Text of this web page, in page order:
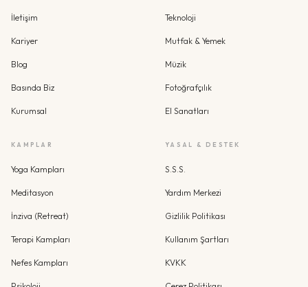
İletişim
Kariyer
Blog
Basında Biz
Kurumsal
Teknoloji
Mutfak & Yemek
Müzik
Fotoğrafçılık
El Sanatları
KAMPLAR
Yoga Kampları
Meditasyon
İnziva (Retreat)
Terapi Kampları
Nefes Kampları
YASAL & DESTEK
S.S.S.
Yardım Merkezi
Gizlilik Politikası
Kullanım Şartları
KVKK